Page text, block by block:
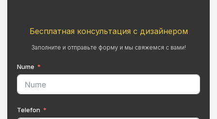
Бесплатная консультация с дизайнером
Заполните и отправьте форму и мы свяжемся с вами!
Nume
Telefon